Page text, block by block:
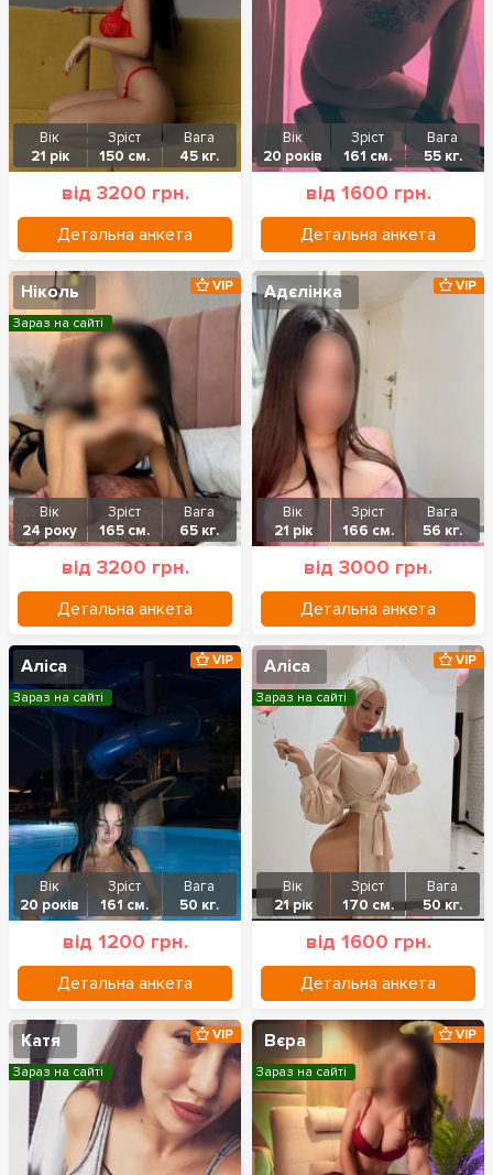
Вік
21 рік
Зріст
150 см.
Вага
45 кг.
від 3200 грн.
Детальна анкета
Вік
20 років
Зріст
161 см.
Вага
55 кг.
від 1600 грн.
Детальна анкета
Ніколь
Вік
24 року
Зріст
165 см.
Вага
65 кг.
від 3200 грн.
Детальна анкета
VIP
Зараз на сайті
Адєлінка
Вік
21 рік
Зріст
166 см.
Вага
56 кг.
від 3000 грн.
Детальна анкета
VIP
Аліса
Вік
20 років
Зріст
161 см.
Вага
50 кг.
від 1200 грн.
Детальна анкета
VIP
Зараз на сайті
Аліса
Вік
21 рік
Зріст
170 см.
Вага
50 кг.
від 1600 грн.
Детальна анкета
VIP
Зараз на сайті
Катя VIP
Зараз на сайті
Вєра VIP
Зараз на сайті